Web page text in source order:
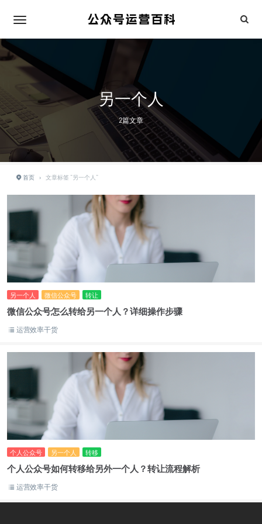
另一个人
2篇文章
首页 › 文章标签 "另一个人"
另一个人 微信公众号 转让
微信公众号怎么转给另一个人？详细操作步骤
运营效率干货
个人公众号 另一个人 转移
个人公众号如何转移给另外一个人？转让流程解析
运营效率干货